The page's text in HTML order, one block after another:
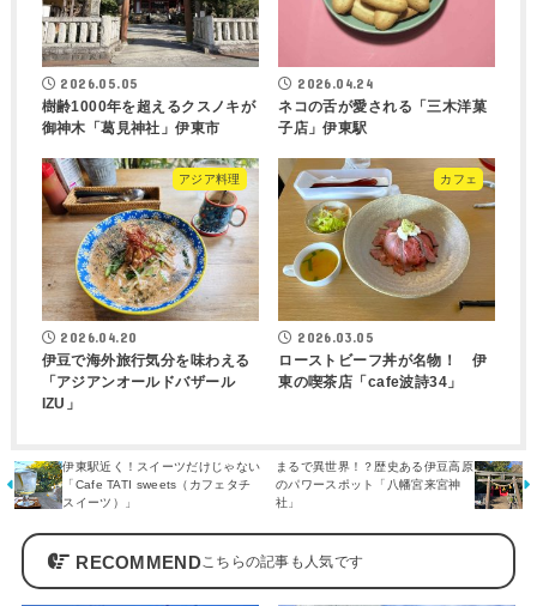
2026.05.05
樹齢1000年を超えるクスノキが
御神木「葛見神社」伊東市
2026.04.24
ネコの舌が愛される「三木洋菓
子店」伊東駅
アジア料理
2026.04.20
伊豆で海外旅行気分を味わえる
「アジアンオールドバザール
IZU」
カフェ
2026.03.05
ローストビーフ丼が名物！ 伊
東の喫茶店「cafe波詩34」
伊東駅近く！スイーツだけじゃない
「Cafe TATI sweets（カフェタチ
スイーツ）」
まるで異世界！？歴史ある伊豆高原
のパワースポット「八幡宮来宮神
社」
RECOMMEND